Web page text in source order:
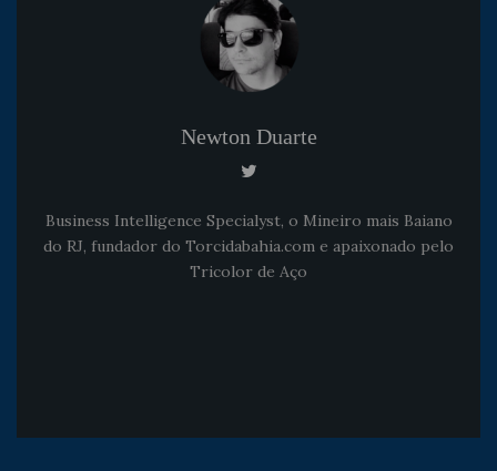
Newton Duarte
Business Intelligence Specialyst, o Mineiro mais Baiano
do RJ, fundador do Torcidabahia.com e apaixonado pelo
Tricolor de Aço